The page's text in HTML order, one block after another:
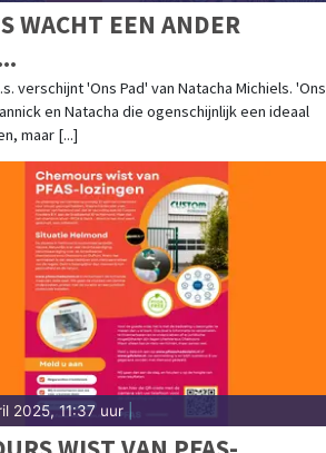
WACHT EEN ANDER
verschijnt 'Ons Pad' van Natacha Michiels. 'Ons
en Natacha die ogenschijnlijk een ideaal
maar [...]
2025, 11:37 uur